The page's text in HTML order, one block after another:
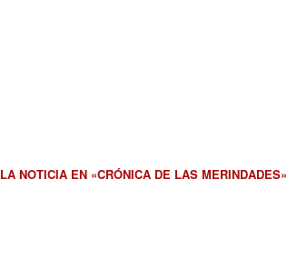
LA NOTICIA EN «CRÓNICA DE LAS MERINDADES»